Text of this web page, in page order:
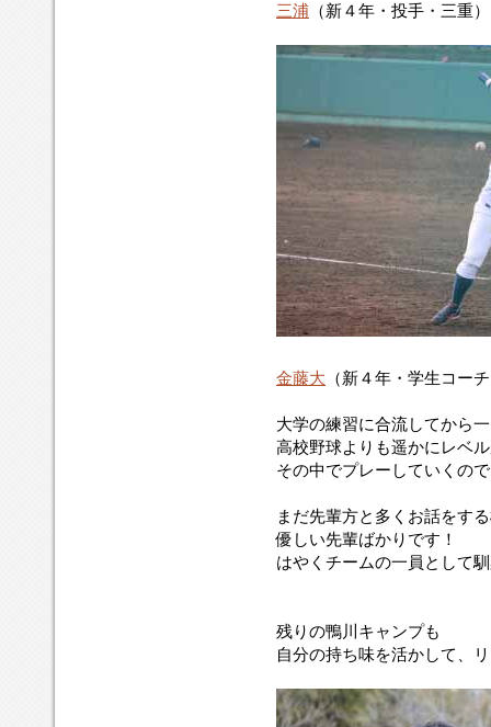
三浦 （新４年・投手・三重）
金藤大 （新４年・学生コー
大学の練習に合流してから
高校野球よりも遥かにレベ
その中でプレーしていくの
まだ先輩方と多くお話をす
優しい先輩ばかりです！
はやくチームの一員として
残りの鴨川キャンプも
自分の持ち味を活かして、